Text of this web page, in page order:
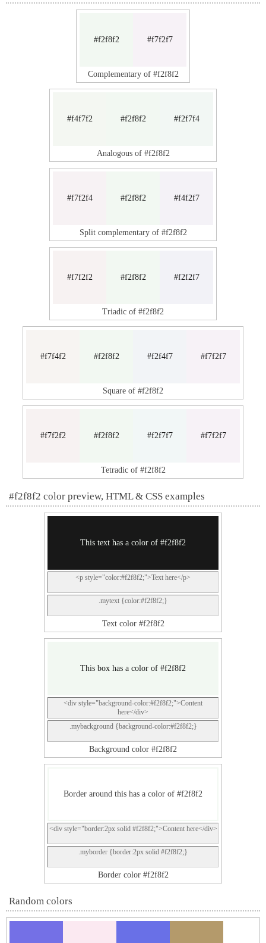
#f2f8f2 #f7f2f7
Complementary of #f2f8f2
#f4f7f2 #f2f8f2 #f2f7f4
Analogous of #f2f8f2
#f7f2f4 #f2f8f2 #f4f2f7
Split complementary of #f2f8f2
#f7f2f2 #f2f8f2 #f2f2f7
Triadic of #f2f8f2
#f7f4f2 #f2f8f2 #f2f4f7 #f7f2f7
Square of #f2f8f2
#f7f2f2 #f2f8f2 #f2f7f7 #f7f2f7
Tetradic of #f2f8f2
#f2f8f2 color preview, HTML & CSS examples
This text has a color of #f2f8f2
<p style="color:#f2f8f2;">Text here</p>
.mytext {color:#f2f8f2;}
Text color #f2f8f2
This box has a color of #f2f8f2
<div style="background-color:#f2f8f2;">Content
here</div>
.mybackground {background-color:#f2f8f2;}
Background color #f2f8f2
Border around this has a color of #f2f8f2
<div style="border:2px solid #f2f8f2;">Content here</div>
.myborder {border:2px solid #f2f8f2;}
Border color #f2f8f2
Random colors